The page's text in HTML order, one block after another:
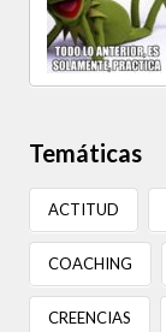
Temáticas
ACTITUD
COACHING
CREENCIAS